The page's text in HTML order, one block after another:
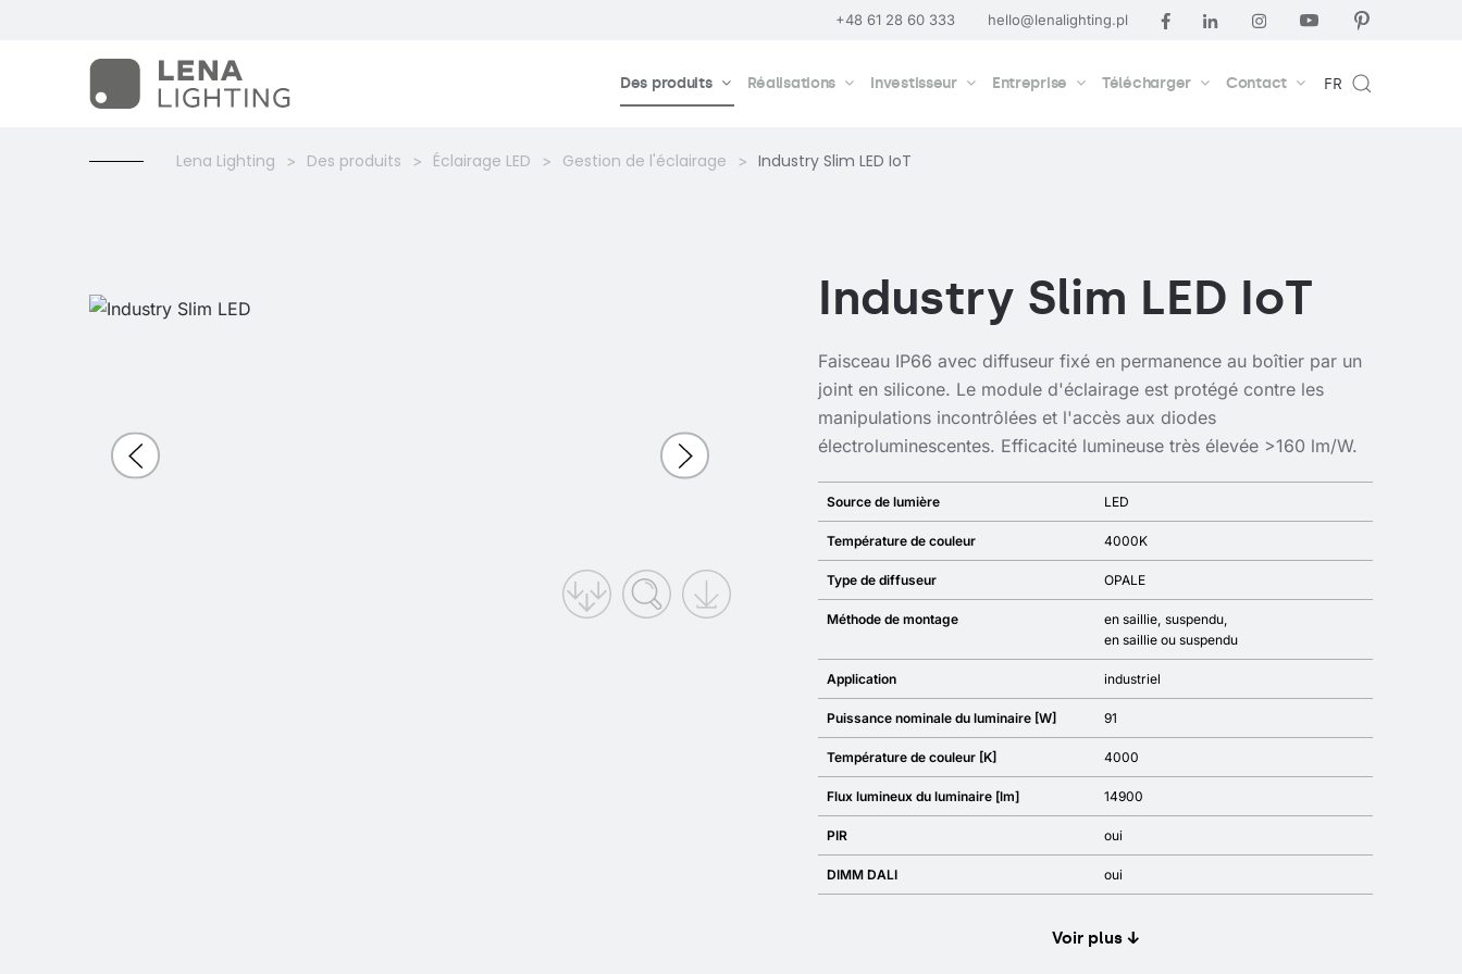
+48 61 28 60 333 hello@lenalighting.pl
Des produits Réalisations Investisseur Entreprise Télécharger Contact FR
Lena Lighting Des produits Éclairage LED Gestion de l'éclairage Industry Slim LED IoT
Industry Slim LED IoT
Faisceau IP66 avec diffuseur fixé en permanence au boîtier par un
joint en silicone. Le module d'éclairage est protégé contre les
manipulations incontrôlées et l'accès aux diodes
électroluminescentes. Efficacité lumineuse très élevée >160 lm/W.
Source de lumière LED
Température de couleur 4000K
Type de diffuseur OPALE
Méthode de montage en saillie suspendu
en saillie ou suspendu
Application industriel
Puissance nominale du luminaire [W] 91
Température de couleur [K] 4000
Flux lumineux du luminaire [lm] 14900
PIR oui
DIMM DALI oui
Voir plus ↓